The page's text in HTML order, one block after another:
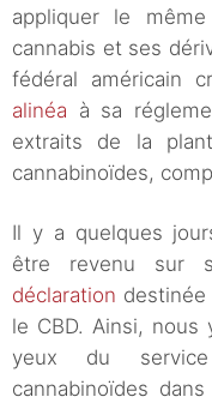
appliquer le
cannabis et ses
fédéral américain
alinéa à sa
extraits de la
cannabinoïdes,
Il y a quelques
être revenu sur
déclaration
le CBD. Ainsi, nous
yeux du
cannabinoïdes